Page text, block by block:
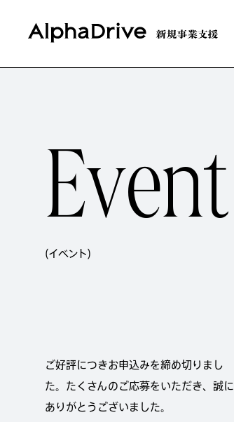
Event
(イベント)
ご好評につきお申込みを締め切りまし
た。たくさんのご応募をいただき、誠に
ありがとうございました。